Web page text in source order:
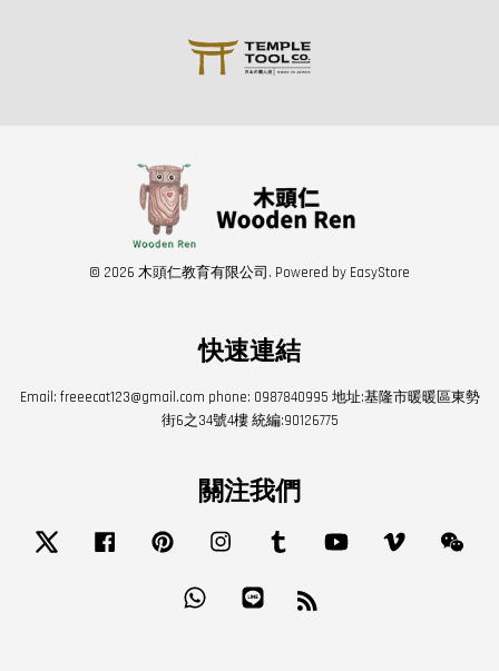
© 2026 木頭仁教育有限公司. Powered by EasyStore
快速連結
Email: freeecat123@gmail.com phone: 0987840995 地址:基隆市暖暖區東勢
街6之34號4樓 統編:90126775
關注我們
Twitter Facebook Pinterest Instagram Tumblr YouTube Vimeo
Whatsapp